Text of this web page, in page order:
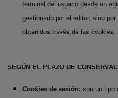
terminal del usuario desde un
gestionado por el editor, sino
obtenidos través de las cookies.
SEGÚN EL PLAZO DE
Cookies de sesión: son un tipo